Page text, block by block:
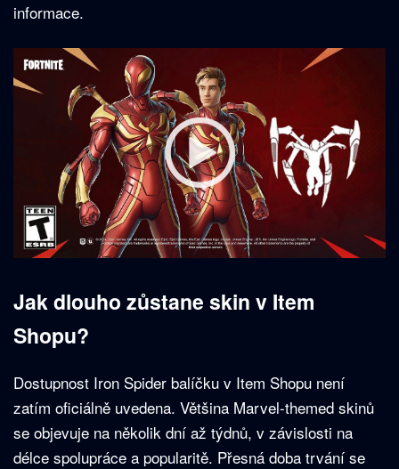
informace.
Jak dlouho zůstane skin v Item
Shopu?
Dostupnost Iron Spider balíčku v Item Shopu není
zatím oficiálně uvedena. Většina Marvel-themed skinů
se objevuje na několik dní až týdnů, v závislosti na
délce spolupráce a popularitě. Přesná doba trvání se